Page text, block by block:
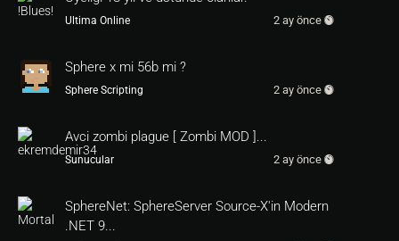
Ultima Online 2 ay önce
Sphere x mi 56b mi ?
Sphere Scripting 2 ay önce
Avci zombi plague [ Zombi MOD ]...
Sunucular 2 ay önce
SphereNet: SphereServer Source-X'in Modern
.NET 9...